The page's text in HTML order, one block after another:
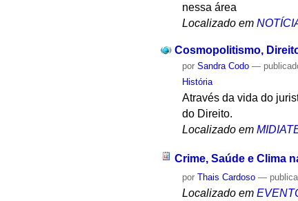
nessa área
Localizado em
Cosmopolitismo,
porSandra Codo —
História
Através da vida do
do Direito.
Localizado em
Crime, Saúde e Clima
porThais Cardoso —
Localizado em